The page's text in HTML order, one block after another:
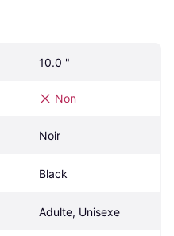
10.0 "
Non
Noir
Black
Adulte, Unisexe